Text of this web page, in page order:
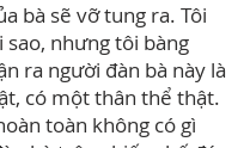
bà sẽ vỡ tung ra. Tôi
sao, nhưng tôi bàng
ra người đàn bà này là
có một thân thể thật.
toàn không có gì